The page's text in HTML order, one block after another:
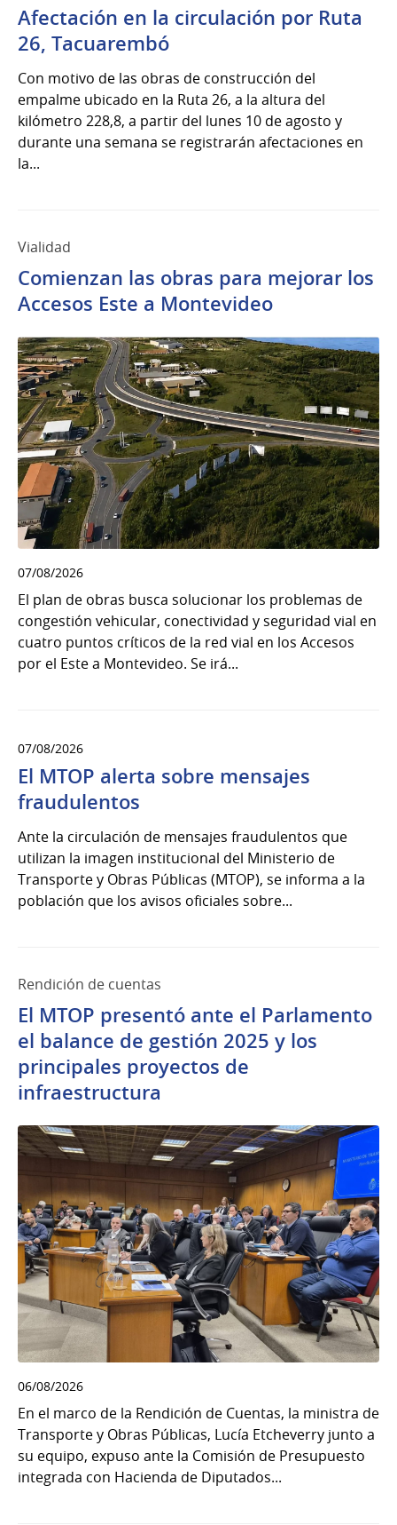
Afectación en la circulación por Ruta
26, Tacuarembó
Con motivo de las obras de construcción del
empalme ubicado en la Ruta 26, a la altura del
kilómetro 228,8, a partir del lunes 10 de agosto y
durante una semana se registrarán afectaciones en
la...
Vialidad
Comienzan las obras para mejorar los
Accesos Este a Montevideo
07/08/2026
El plan de obras busca solucionar los problemas de
congestión vehicular, conectividad y seguridad vial en
cuatro puntos críticos de la red vial en los Accesos
por el Este a Montevideo. Se irá...
07/08/2026
El MTOP alerta sobre mensajes
fraudulentos
Ante la circulación de mensajes fraudulentos que
utilizan la imagen institucional del Ministerio de
Transporte y Obras Públicas (MTOP), se informa a la
población que los avisos oficiales sobre...
Rendición de cuentas
El MTOP presentó ante el Parlamento
el balance de gestión 2025 y los
principales proyectos de
infraestructura
06/08/2026
En el marco de la Rendición de Cuentas, la ministra de
Transporte y Obras Públicas, Lucía Etcheverry junto a
su equipo, expuso ante la Comisión de Presupuesto
integrada con Hacienda de Diputados...